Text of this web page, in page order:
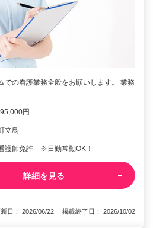
での看護業務全般をお願いします。 業務
円
立鳥
護師免許 ※日勤常勤OK！
詳細を見る
日： 2026/06/22 掲載終了日： 2026/10/02